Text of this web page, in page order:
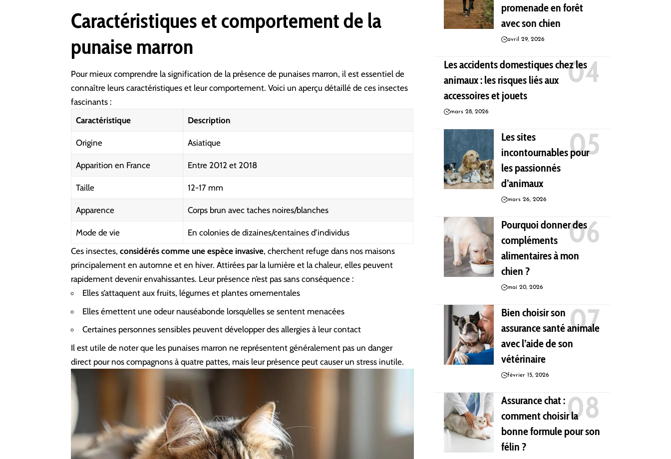
Caractéristiques et comportement de la
punaise marron
Pour mieux comprendre la signification de la présence de punaises marron, il est essentiel de
connaître leurs caractéristiques et leur comportement. Voici un aperçu détaillé de ces insectes
fascinants :
Caractéristique
Description
Origine Asiatique
Apparition en France Entre 2012 et 2018
Taille 12-17 mm
Apparence Corps brun avec taches noires/blanches
Mode de vie
En colonies de dizaines/centaines d’individus
Ces insectes, considérés comme une espèce invasive, cherchent refuge dans nos maisons
principalement en automne et en hiver. Attirées par la lumière et la chaleur, elles peuvent
rapidement devenir envahissantes. Leur présence n’est pas sans conséquence :
Elles s’attaquent aux fruits, légumes et plantes ornementales
Elles émettent une odeur nauséabonde lorsqu’elles se sentent menacées
Certaines personnes sensibles peuvent développer des allergies à leur contact
Il est utile de noter que les punaises marron ne représentent généralement pas un danger
direct pour nos compagnons à quatre pattes, mais leur présence peut causer un stress inutile.
promenade en forêt
avec son chien
avril 29, 2026
Les accidents domestiques chez les
animaux : les risques liés aux
accessoires et jouets
mars 28, 2026
Les sites
incontournables pour
les passionnés
d’animaux
mars 26, 2026
Pourquoi donner des
compléments
alimentaires à mon
chien ?
mai 20, 2026
Bien choisir son
assurance santé animale
avec l’aide de son
vétérinaire
février 15, 2026
Assurance chat :
comment choisir la
bonne formule pour son
félin ?